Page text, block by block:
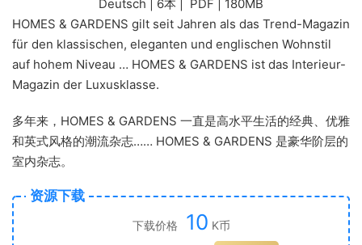
Deutsch | 6本 | PDF | 180MB
HOMES & GARDENS gilt seit Jahren als das Trend-Magazin
für den klassischen, eleganten und englischen Wohnstil
auf hohem Niveau … HOMES & GARDENS ist das Interieur-
Magazin der Luxusklasse.
多年来，HOMES & GARDENS 一直是高水平生活的经典、优雅
和英式风格的潮流杂志…… HOMES & GARDENS 是豪华阶层的
室内杂志。
资源下载
下载价格 10 K币